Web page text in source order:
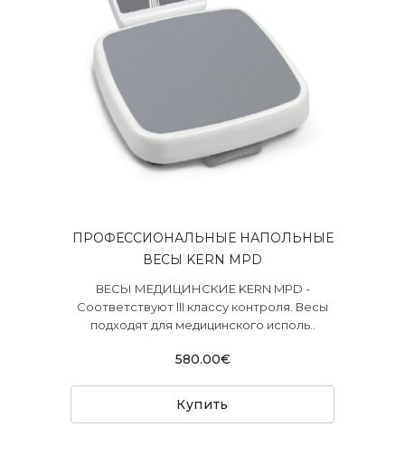
ПРОФЕССИОНАЛЬНЫЕ НАПОЛЬНЫЕ
ВЕСЫ KERN MPD
ВЕСЫ МЕДИЦИНСКИЕ KERN MPD -
Соответствуют III классу контроля. Весы
подходят для медицинского исполь..
580.00€
Купить